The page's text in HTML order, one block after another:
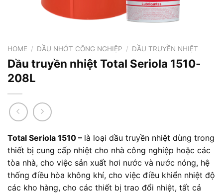
HOME / DẦU NHỚT CÔNG NGHIỆP / DẦU TRUYỀN NHIỆT
Dầu truyền nhiệt Total Seriola 1510-
208L
Total Seriola 1510 – là loại dầu truyền nhiệt dùng trong
thiết bị cung cấp nhiệt cho nhà công nghiệp hoặc các
tòa nhà, cho việc sản xuất hơi nước và nước nóng, hệ
thống điều hòa không khí, cho việc điều khiển nhiệt độ
các kho hàng, cho các thiết bị trao đổi nhiệt, tất cả